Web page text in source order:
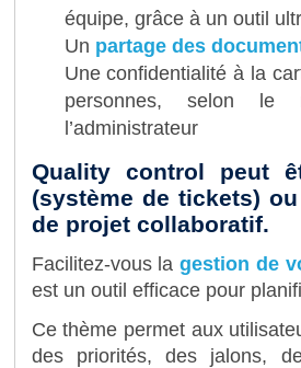
équipe, grâce à un outil
Un partage des
Une confidentialité à la
personnes, selon le
l’administrateur
Quality control peut
(système de tickets)
de projet collaboratif.
Facilitez-vous lagestion de
est un outil efficace pour
Ce thème permet aux
des priorités, des jalons,